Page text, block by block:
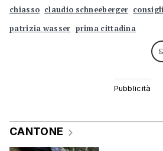
chiasso claudio schneeberger
patrizia wasser prima cittadina
CANTONE